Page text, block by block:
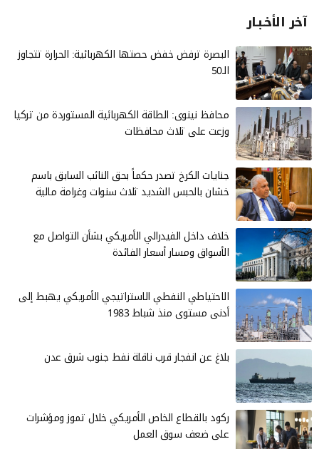
آخر الأخـبـار
البصرة ترفض خفض حصتها الكهربائية: الحرارة تتجاوز
الـ50
محافظ نينوى: الطاقة الكهربائية المستوردة من تركيا
وزعت على ثلاث محافظات
جنايات الكرخ تصدر حكماً بحق النائب السابق باسم
خشان بالحبس الشديد ثلاث سنوات وغرامة مالية
خلاف داخل الفيدرالي الأمريكي بشأن التواصل مع
الأسواق ومسار أسعار الفائدة
الاحتياطي النفطي الاستراتيجي الأمريكي يهبط إلى
أدنى مستوى منذ شباط 1983
بلاغ عن انفجار قرب ناقلة نفط جنوب شرق عدن
ركود بالقطاع الخاص الأمريكي خلال تموز ومؤشرات
على ضعف سوق العمل